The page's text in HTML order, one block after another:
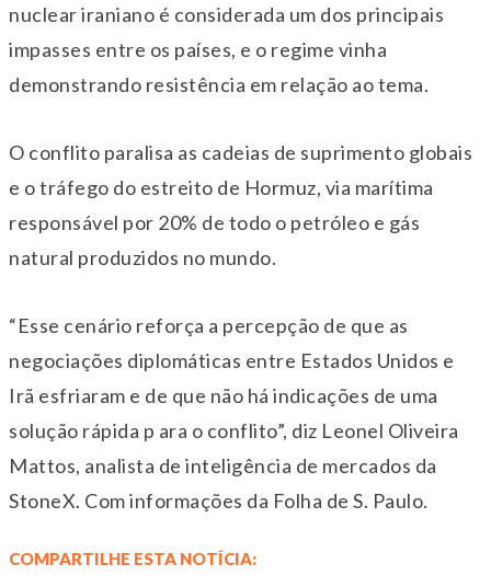
nuclear iraniano é considerada um dos principais
impasses entre os países, e o regime vinha
demonstrando resistência em relação ao tema.
O conflito paralisa as cadeias de suprimento globais
e o tráfego do estreito de Hormuz, via marítima
responsável por 20% de todo o petróleo e gás
natural produzidos no mundo.
“Esse cenário reforça a percepção de que as
negociações diplomáticas entre Estados Unidos e
Irã esfriaram e de que não há indicações de uma
solução rápida p ara o conflito”, diz Leonel Oliveira
Mattos, analista de inteligência de mercados da
StoneX. Com informações da Folha de S. Paulo.
COMPARTILHE ESTA NOTÍCIA: